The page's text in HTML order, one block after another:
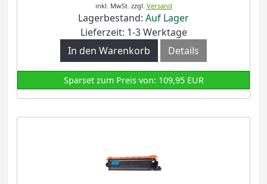
inkl. MwSt. zzgl. Versand
Lagerbestand: Auf Lager
Lieferzeit: 1-3 Werktage
In den Warenkorb
Details
Sparset zum Preis von: 109,95 EUR